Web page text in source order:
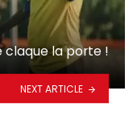
claque la porte !
NEXT ARTICLE